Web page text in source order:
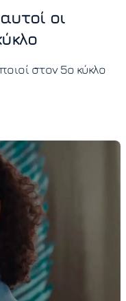
οι
στον 5ο κύκλο